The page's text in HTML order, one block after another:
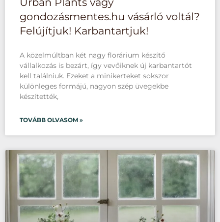
gondozásmentes.hu vásárló voltál?
Felújítjuk! Karbantartjuk!
A közelmúltban két nagy florárium készítő
vállalkozás is bezárt, így vevőiknek új karbantartót
kell találniuk. Ezeket a minikerteket sokszor
különleges formájú, nagyon szép üvegekbe
készítették,
TOVÁBB OLVASOM »